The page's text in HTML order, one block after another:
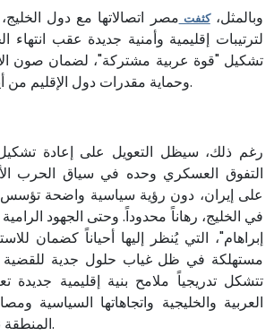
وبالمثل،كثفت مصر اتصالاتها مع دول
لترتيبات إقليمية وأمنية جديدة عقب
تشكيل "قوة عربية مشتركة"، لضمان صون
وحماية مقدرات دول الإقليم من أية تهديدات مستقبلية.
رغم ذلك، سيظل التعويل على إعادة
التفوق العسكري وحده في سياق الحرب
على إيران، دون رؤية سياسية واضحة تؤسس
في الخليج، رهاناً محدوداً. وحتى الجهود
إبراهام"، التي يُنظر إليها أحياناً كضمان
مستهلكة في ظل غياب حلول جدية للقضية
تتشكل تدريجياً ملامح بنية إقليمية
العربية والخليجية واتجاهاتها السياسية
المنطقة نحو مسارات مختلفة.